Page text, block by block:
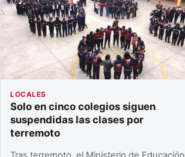
LOCALES
Solo en cinco colegios siguen
suspendidas las clases por
terremoto